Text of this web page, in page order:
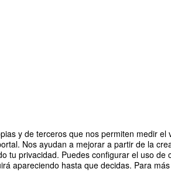
y de terceros que nos permiten medir el
Nos ayudan a mejorar a partir de la
tu privacidad. Puedes configurar el uso de
apareciendo hasta que decidas. Para